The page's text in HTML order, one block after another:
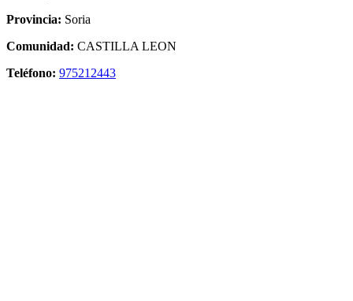
Provincia: Soria
Comunidad: CASTILLA LEON
Teléfono: 975212443